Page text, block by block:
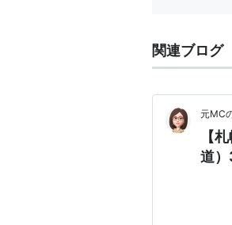
関連ブログ
元MC
【
道